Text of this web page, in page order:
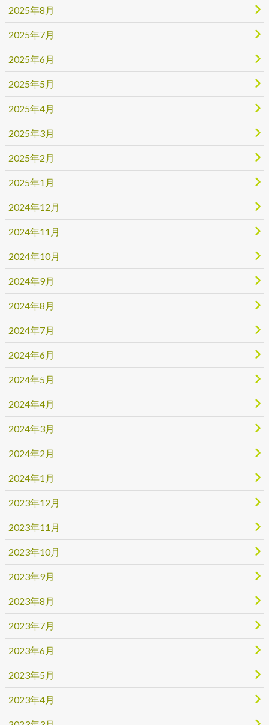
2025年8月
2025年7月
2025年6月
2025年5月
2025年4月
2025年3月
2025年2月
2025年1月
2024年12月
2024年11月
2024年10月
2024年9月
2024年8月
2024年7月
2024年6月
2024年5月
2024年4月
2024年3月
2024年2月
2024年1月
2023年12月
2023年11月
2023年10月
2023年9月
2023年8月
2023年7月
2023年6月
2023年5月
2023年4月